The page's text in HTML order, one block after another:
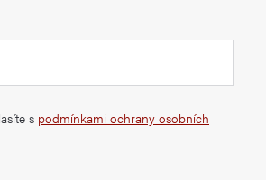
s podmínkami ochrany osobních